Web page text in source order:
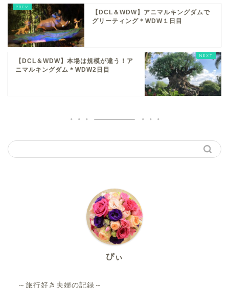
【DCL＆WDW】アニマルキングダムで
グリーティング＊WDW１日目
【DCL＆WDW】本場は規模が違う！ア
ニマルキングダム＊WDW2日目
ぴぃ
～旅行好き夫婦の記録～